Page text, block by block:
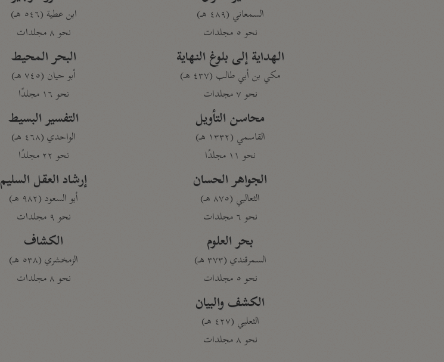
السمعاني (٤٨٩ هـ)
نحو ٥ مجلدات
الهداية إلى بلوغ النهاية
مكي بن أبي طالب (٤٣٧ هـ)
نحو ٧ مجلدات
محاسن التأويل
القاسمي (١٣٣٢ هـ)
نحو ١١ مجلدًا
الجواهر الحسان
الثعالبي (٨٧٥ هـ)
نحو ٦ مجلدات
بحر العلوم
السمرقندي (٣٧٣ هـ)
نحو ٥ مجلدات
الكشف والبيان
الثعلبي (٤٢٧ هـ)
نحو ٨ مجلدات
ابن عطية (٥٤٦ هـ)
نحو ٨ مجلدات
البحر المحيط
أبو حيان (٧٤٥ هـ)
نحو ١٦ مجلدًا
التفسير البسيط
الواحدي (٤٦٨ هـ)
نحو ٢٢ مجلدًا
إرشاد العقل السليم
أبو السعود (٩٨٢ هـ)
نحو ٩ مجلدات
الكشاف
الزمخشري (٥٣٨ هـ)
نحو ٨ مجلدات